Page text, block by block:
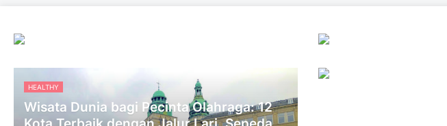
HEALTHY
Wisata Dunia bagi Pecinta Olahraga: 12